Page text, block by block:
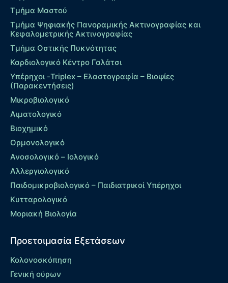
Τμήμα Μαστού
Τμήμα Ψηφιακής Πανοραμικής Ακτινογραφίας και
Κεφαλομετρικής Ακτινογραφίας
Τμήμα Οστικής Πυκνότητας
Καρδιολογικό Κέντρο Γαλάτσι
Υπέρηχοι -Triplex – Eλαστογραφία – Βιοψίες
(Παρακεντήσεις)
Μικροβιολογικό
Αιματολογικό
Βιοχημικό
Ορμονολογικό
Ανοσολογικό – Ιολογικό
Αλλεργιολογικό
Παιδομικροβιολογικό – Παιδιατρικοί Υπέρηχοι
Κυτταρολογικό
Μοριακή Βιολογία
Προετοιμασία Εξετάσεων
Κολονοσκόπηση
Γενική ούρων